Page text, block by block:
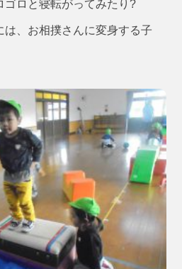
ゴロと寝転がってみたり?
は、お相撲さんに変身する子